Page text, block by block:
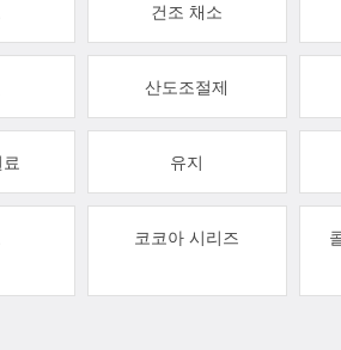
건조 채소
산도조절제
유지
코코아 시리즈